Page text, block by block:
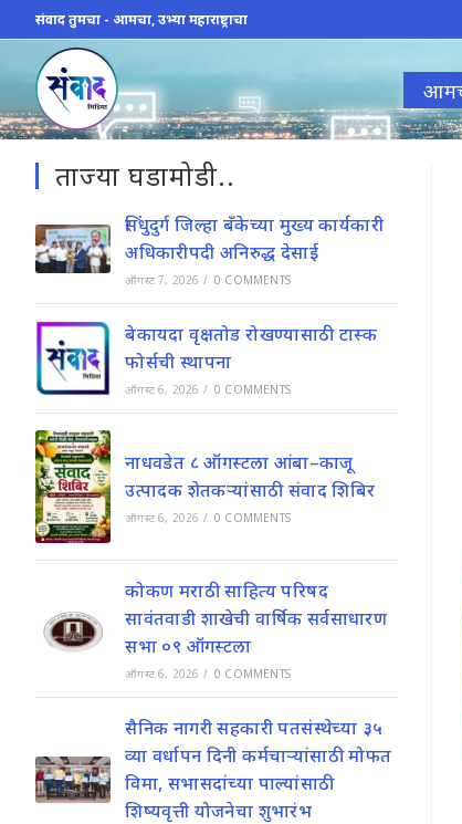
to
content
संवाद तुमचा - आमचा, उभ्या महाराष्ट्राचा
ताज्या घडामोडी..
सिंधुदुर्ग जिल्हा बँकेच्या मुख्य कार्यकारी
अधिकारीपदी अनिरुद्ध देसाई
ऑगस्ट 7, 2026 / 0 COMMENTS
बेकायदा वृक्षतोड रोखण्यासाठी टास्क
फोर्सची स्थापना
ऑगस्ट 6, 2026 / 0 COMMENTS
नाधवडेत ८ ऑगस्टला आंबा–काजू
उत्पादक शेतकऱ्यांसाठी संवाद शिबिर
ऑगस्ट 6, 2026 / 0 COMMENTS
कोकण मराठी साहित्य परिषद
सावंतवाडी शाखेची वार्षिक सर्वसाधारण
सभा ०९ ऑगस्टला
ऑगस्ट 6, 2026 / 0 COMMENTS
सैनिक नागरी सहकारी पतसंस्थेच्या ३५
व्या वर्धापन दिनी कर्मचाऱ्यांसाठी मोफत
विमा, सभासदांच्या पाल्यांसाठी
शिष्यवृत्ती योजनेचा शुभारंभ